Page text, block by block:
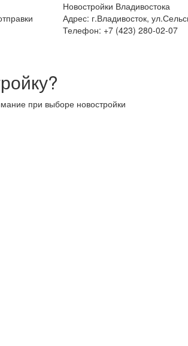
Новостройки Владивостока
Адрес: г.Владивосток,
Телефон: +7 (423) 280-02-07
при выборе новостройки